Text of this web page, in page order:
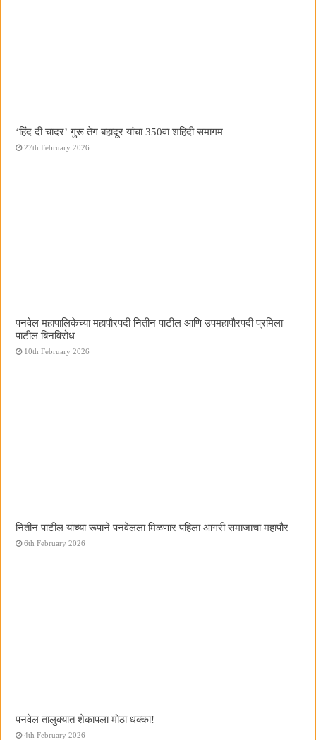
‘हिंद दी चादर’ गुरू तेग बहादूर यांचा 350वा शहिदी समागम
27th February 2026
पनवेल महापालिकेच्या महापौरपदी नितीन पाटील आणि उपमहापौरपदी प्रमिला
पाटील बिनविरोध
10th February 2026
नितीन पाटील यांच्या रूपाने पनवेलला मिळणार पहिला आगरी समाजाचा महापौर
6th February 2026
पनवेल तालुक्यात शेकापला मोठा धक्का!
4th February 2026